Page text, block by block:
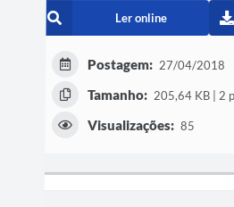
Ler online
Postagem: 27/04/2018
Tamanho: 205,64 KB | 2
Visualizações: 85